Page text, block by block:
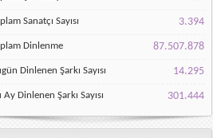
Sanatçı Sayısı 3.394
Dinlenme 87.507.878
Dinlenen Şarkı Sayısı 14.295
Ay Dinlenen Şarkı Sayısı 301.444